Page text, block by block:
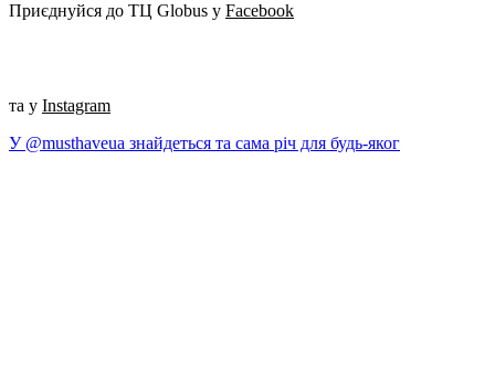
Приєднуйся до ТЦ Globus у Facebook
та у Instagram
У @musthaveua знайдеться та сама річ для будь-яког